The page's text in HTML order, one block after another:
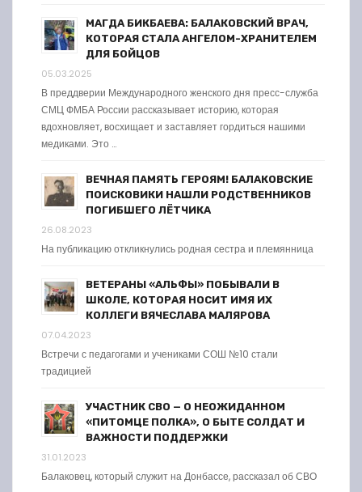
МАГДА БИКБАЕВА: БАЛАКОВСКИЙ ВРАЧ,
КОТОРАЯ СТАЛА АНГЕЛОМ-ХРАНИТЕЛЕМ
ДЛЯ БОЙЦОВ
05.03.2025
В преддверии Международного женского дня пресс-служба
СМЦ ФМБА России рассказывает историю, которая
вдохновляет, восхищает и заставляет гордиться нашими
медиками. Это …
ВЕЧНАЯ ПАМЯТЬ ГЕРОЯМ! БАЛАКОВСКИЕ
ПОИСКОВИКИ НАШЛИ РОДСТВЕННИКОВ
ПОГИБШЕГО ЛЁТЧИКА
26.08.2023
На публикацию откликнулись родная сестра и племянница
ВЕТЕРАНЫ «АЛЬФЫ» ПОБЫВАЛИ В
ШКОЛЕ, КОТОРАЯ НОСИТ ИМЯ ИХ
КОЛЛЕГИ ВЯЧЕСЛАВА МАЛЯРОВА
07.04.2023
Встречи с педагогами и учениками СОШ №10 стали
традицией
УЧАСТНИК СВО — О НЕОЖИДАННОМ
«ПИТОМЦЕ ПОЛКА», О БЫТЕ СОЛДАТ И
ВАЖНОСТИ ПОДДЕРЖКИ
31.01.2023
Балаковец, который служит на Донбассе, рассказал об СВО